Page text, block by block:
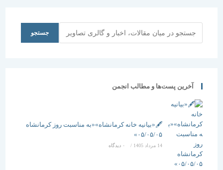
جستجو
آخرین پست‌ها و مطالب انجمن
🖋️«بیانیه خانه کرمانشاه»«به مناسبت روز کرمانشاه
۰۵/۰۵/۰۵»
/ ۰ دیدگاه